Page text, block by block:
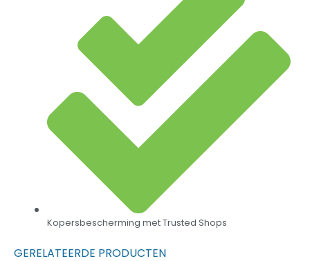
Kopersbescherming met Trusted Shops
GERELATEERDE PRODUCTEN